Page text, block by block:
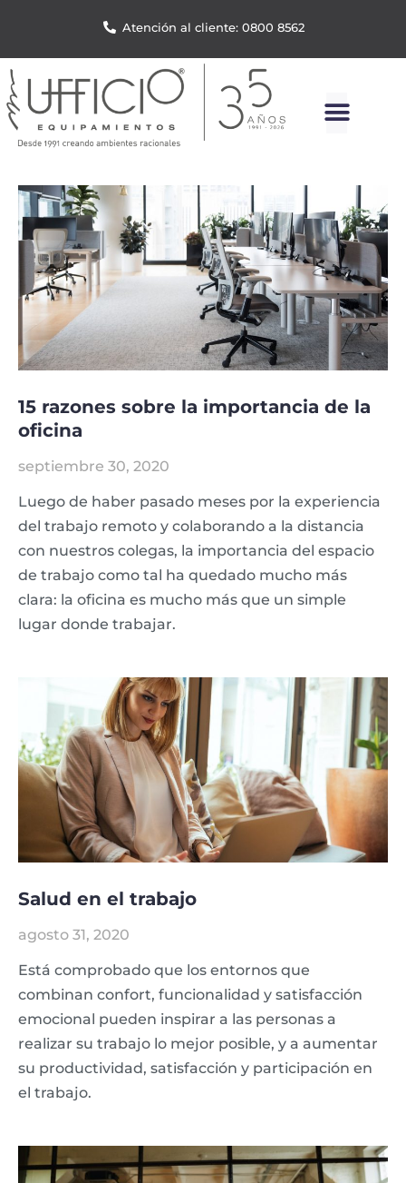
Atención al cliente: 0800 8562
15 razones sobre la importancia de la
oficina
septiembre 30, 2020
Luego de haber pasado meses por la experiencia
del trabajo remoto y colaborando a la distancia
con nuestros colegas, la importancia del espacio
de trabajo como tal ha quedado mucho más
clara: la oficina es mucho más que un simple
lugar donde trabajar.
Salud en el trabajo
agosto 31, 2020
Está comprobado que los entornos que
combinan confort, funcionalidad y satisfacción
emocional pueden inspirar a las personas a
realizar su trabajo lo mejor posible, y a aumentar
su productividad, satisfacción y participación en
el trabajo.